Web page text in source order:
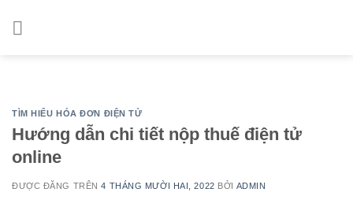
TÌM HIỂU HÓA ĐƠN ĐIỆN TỬ
Hướng dẫn chi tiết nộp thuế điện tử
online
ĐƯỢC ĐĂNG TRÊN4 THÁNG MƯỜI HAI, 2022 BỞI ADMIN